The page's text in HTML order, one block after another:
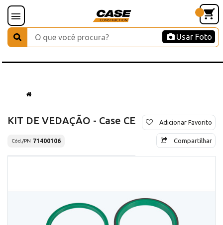
Usar Foto
KIT DE VEDAÇÃO - Case CE
Cód./PN 71400106
Adicionar Favorito
Compartilhar